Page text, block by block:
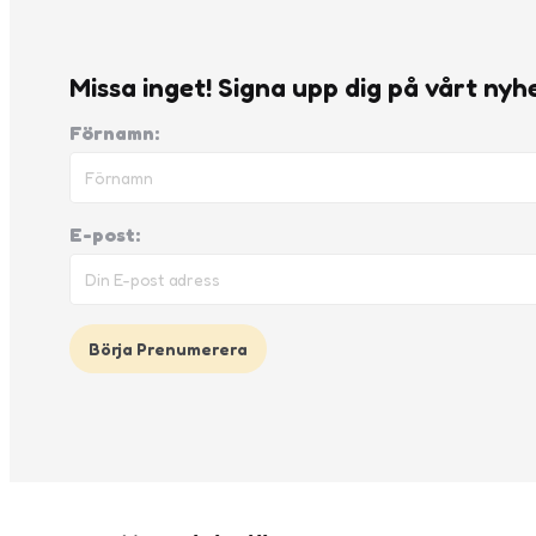
Missa inget! Signa upp dig på vårt
Förnamn:
E-post: